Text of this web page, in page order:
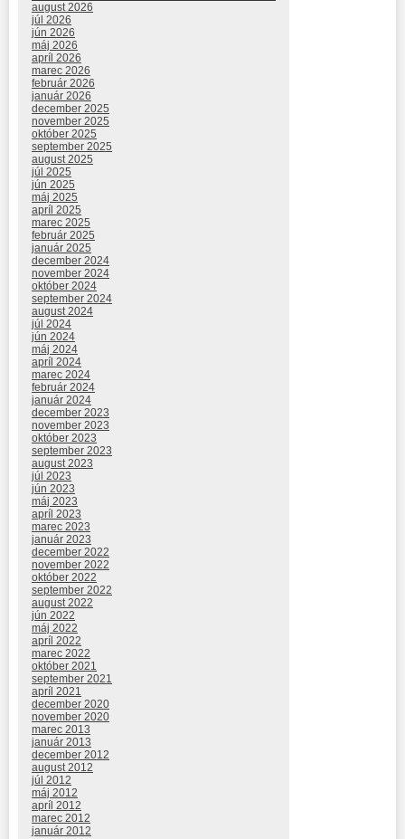
august 2026
júl 2026
jún 2026
máj 2026
apríl 2026
marec 2026
február 2026
január 2026
december 2025
november 2025
október 2025
september 2025
august 2025
júl 2025
jún 2025
máj 2025
apríl 2025
marec 2025
február 2025
január 2025
december 2024
november 2024
október 2024
september 2024
august 2024
júl 2024
jún 2024
máj 2024
apríl 2024
marec 2024
február 2024
január 2024
december 2023
november 2023
október 2023
september 2023
august 2023
júl 2023
jún 2023
máj 2023
apríl 2023
marec 2023
január 2023
december 2022
november 2022
október 2022
september 2022
august 2022
jún 2022
máj 2022
apríl 2022
marec 2022
október 2021
september 2021
apríl 2021
december 2020
november 2020
marec 2013
január 2013
december 2012
august 2012
júl 2012
máj 2012
apríl 2012
marec 2012
január 2012